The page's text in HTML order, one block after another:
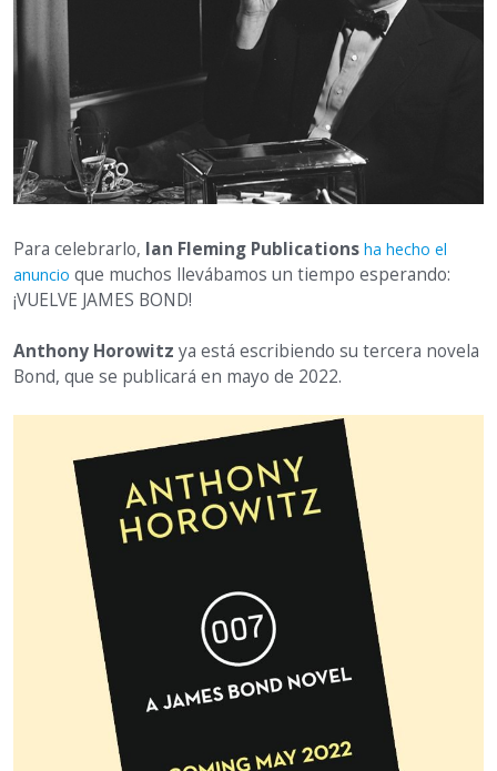
Para celebrarlo, Ian Fleming Publications ha hecho el
anuncio que muchos llevábamos un tiempo esperando:
¡VUELVE JAMES BOND!
Anthony Horowitz ya está escribiendo su tercera novela
Bond, que se publicará en mayo de 2022.